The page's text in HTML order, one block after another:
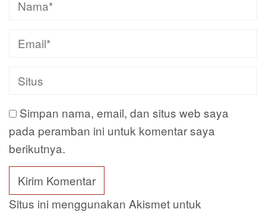
Simpan nama, email, dan situs web saya
pada peramban ini untuk komentar saya
berikutnya.
Situs ini menggunakan Akismet untuk